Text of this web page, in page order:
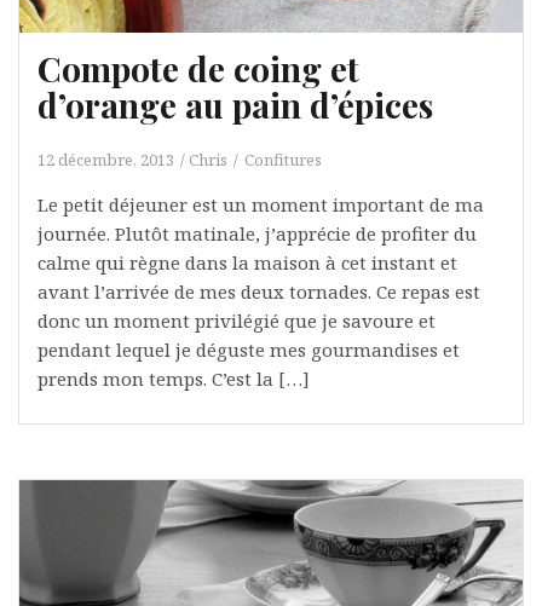
Compote de coing et
d’orange au pain d’épices
12 décembre, 2013 Chris Confitures
Le petit déjeuner est un moment important de ma
journée. Plutôt matinale, j’apprécie de profiter du
calme qui règne dans la maison à cet instant et
avant l’arrivée de mes deux tornades. Ce repas est
donc un moment privilégié que je savoure et
pendant lequel je déguste mes gourmandises et
prends mon temps. C’est la […]